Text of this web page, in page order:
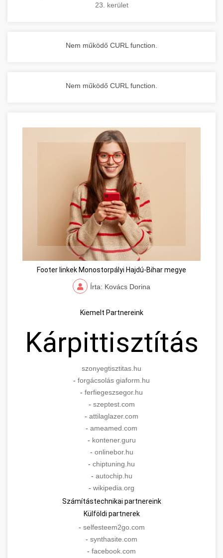
23. kerület
Nem működő CURL function.
Nem működő CURL function.
Footer linkek Monostorpályi Hajdú-Bihar megye
Írta: Kovács Dorina
Kiemelt Partnereink
Kárpittisztítás
szonyegtisztitas.hu
- forgácsolás giaform.hu
- ferfiegeszsegor.hu
- szeptest.com
- attilaglazer.com
- ameamed.com
- kontener.guru
- onlinebor.hu
- chiptuning.hu
- autochip.hu
- wikipedia.org
Számítástechnikai partnereink
Külföldi partnerek
- selfesteem2go.com
- synthasite.com
- facebook.com